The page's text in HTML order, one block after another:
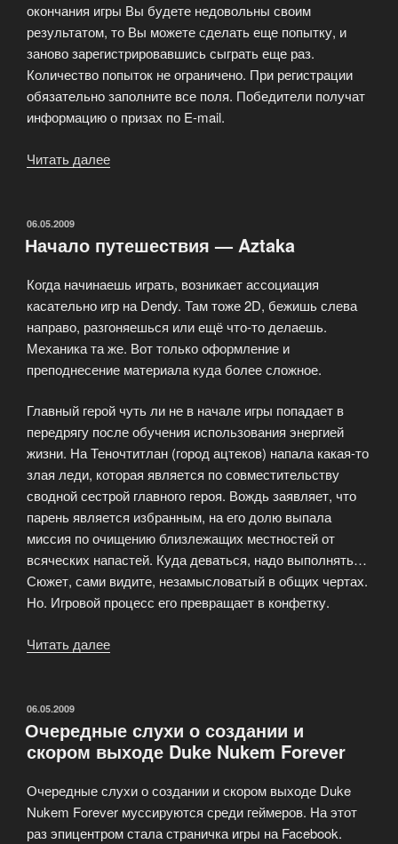
окончания игры Вы будете недовольны своим
результатом, то Вы можете сделать еще попытку, и
заново зарегистрировавшись сыграть еще раз.
Количество попыток не ограничено. При регистрации
обязательно заполните все поля. Победители получат
информацию о призах по E-mail.
Читать далее
ОПУБЛИКОВАНО
06.05.2009
Начало путешествия — Aztaka
Когда начинаешь играть, возникает ассоциация
касательно игр на Dendy. Там тоже 2D, бежишь слева
направо, разгоняешься или ещё что-то делаешь.
Механика та же. Вот только оформление и
преподнесение материала куда более сложное.
Главный герой чуть ли не в начале игры попадает в
передрягу после обучения использования энергией
жизни. На Теночтитлан (город ацтеков) напала какая-то
злая леди, которая является по совместительству
сводной сестрой главного героя. Вождь заявляет, что
парень является избранным, на его долю выпала
миссия по очищению близлежащих местностей от
всяческих напастей. Куда деваться, надо выполнять…
Сюжет, сами видите, незамысловатый в общих чертах.
Но. Игровой процесс его превращает в конфетку.
Читать далее
ОПУБЛИКОВАНО
06.05.2009
Очередные слухи о создании и
скором выходе Duke Nukem Forever
Очередные слухи о создании и скором выходе Duke
Nukem Forever муссируются среди геймеров. На этот
раз эпицентром стала страничка игры на Facebook.